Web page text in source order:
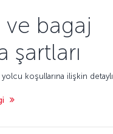
bagaj
şartları
yolcu koşullarına ilişkin detaylı